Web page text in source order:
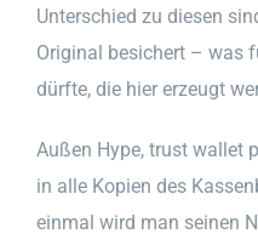
Unterschied zu diesen
Original besichert – was
dürfte, die hier erzeugt
Außen Hype, trust wallet
in alle Kopien des
einmal wird man seinen